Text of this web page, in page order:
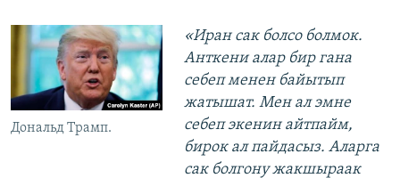
Дональд Трамп.
«Иран сак болсо болмок.
Анткени алар бир гана
себеп менен байытып
жатышат. Мен ал эмне
себеп экенин айтпайм,
бирок ал пайдасыз. Аларга
сак болгону жакшыраак